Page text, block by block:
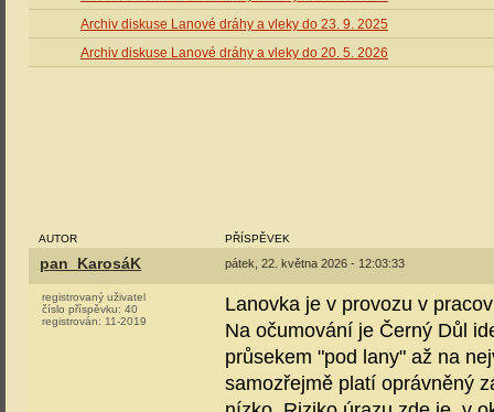
Archiv diskuse Lanové dráhy a vleky do 23. 9. 2025
Archiv diskuse Lanové dráhy a vleky do 20. 5. 2026
AUTOR PŘÍSPĚVEK
pan_KarosáK pátek, 22. května 2026 - 12:03:33
registrovaný uživatel
číslo příspěvku: 40
registrován: 11-2019
Lanovka je v provozu v
Na očumování je Černý Důl
průsekem "pod lany" až na
samozřejmě platí oprávněný